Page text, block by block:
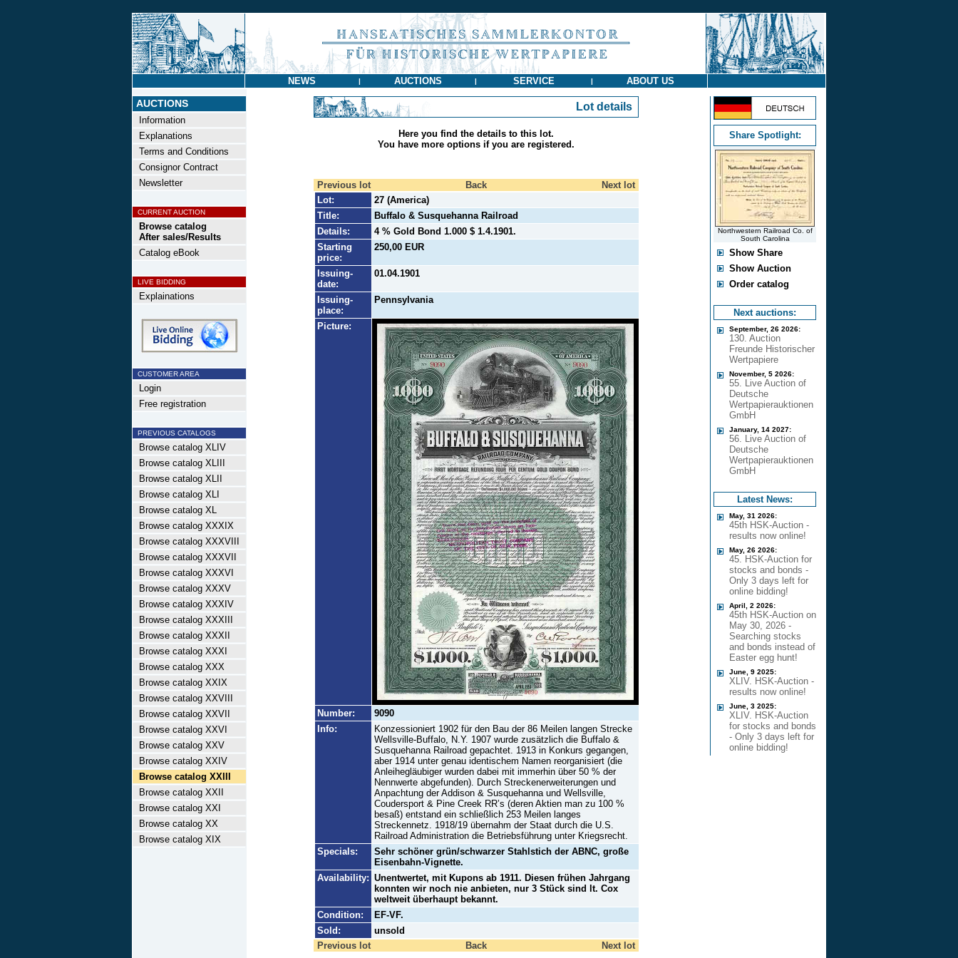
NEWS | AUCTIONS | SERVICE | ABOUT US
AUCTIONS
Information
Explanations
Terms and Conditions
Consignor Contract
Newsletter
CURRENT AUCTION
Browse catalog
After sales/Results
Catalog eBook
LIVE BIDDING
Explainations
CUSTOMER AREA
Login
Free registration
PREVIOUS CATALOGS
Browse catalog XLIV
Browse catalog XLIII
Browse catalog XLII
Browse catalog XLI
Browse catalog XL
Browse catalog XXXIX
Browse catalog XXXVIII
Browse catalog XXXVII
Browse catalog XXXVI
Browse catalog XXXV
Browse catalog XXXIV
Browse catalog XXXIII
Browse catalog XXXII
Browse catalog XXXI
Browse catalog XXX
Browse catalog XXIX
Browse catalog XXVIII
Browse catalog XXVII
Browse catalog XXVI
Browse catalog XXV
Browse catalog XXIV
Browse catalog XXIII
Browse catalog XXII
Browse catalog XXI
Browse catalog XX
Browse catalog XIX
Lot details
Here you find the details to this lot.
You have more options if you are registered.
Previous lot Back
Next lot
Lot:
27 (America)
Title:
Buffalo & Susquehanna Railroad
Details:
4 % Gold Bond 1.000 $ 1.4.1901.
Starting
price:
250,00 EUR
Issuing-
date:
01.04.1901
Issuing-
place:
Pennsylvania
Picture:
Number:
9090
Info:
Konzessioniert 1902 für den Bau der 86 Meilen langen Strecke
Wellsville-Buffalo, N.Y. 1907 wurde zusätzlich die Buffalo &
Susquehanna Railroad gepachtet. 1913 in Konkurs gegangen,
aber 1914 unter genau identischem Namen reorganisiert (die
Anleihegläubiger wurden dabei mit immerhin über 50 % der
Nennwerte abgefunden). Durch Streckenerweiterungen und
Anpachtung der Addison & Susquehanna und Wellsville,
Coudersport & Pine Creek RR’s (deren Aktien man zu 100 %
besaß) entstand ein schließlich 253 Meilen langes
Streckennetz. 1918/19 übernahm der Staat durch die U.S.
Railroad Administration die Betriebsführung unter Kriegsrecht.
Specials:
Sehr schöner grün/schwarzer Stahlstich der ABNC, große
Eisenbahn-Vignette.
Availability: Unentwertet, mit Kupons ab 1911. Diesen frühen Jahrgang
konnten wir noch nie anbieten, nur 3 Stück sind lt. Cox
weltweit überhaupt bekannt.
Condition:
EF-VF.
Sold:
unsold
Previous lot
Back Next lot
Share Spotlight:
Northwestern Railroad Co. of
South Carolina
Show Share
Show Auction
Order catalog
Next auctions:
September, 26 2026:
130. Auction
Freunde Historischer
Wertpapiere
November, 5 2026:
55. Live Auction of
Deutsche
Wertpapierauktionen
GmbH
January, 14 2027:
56. Live Auction of
Deutsche
Wertpapierauktionen
GmbH
Latest News:
May, 31 2026:
45th HSK-Auction -
results now online!
May, 26 2026:
45. HSK-Auction for
stocks and bonds -
Only 3 days left for
online bidding!
April, 2 2026:
45th HSK-Auction on
May 30, 2026 -
Searching stocks
and bonds instead of
Easter egg hunt!
June, 9 2025:
XLIV. HSK-Auction -
results now online!
June, 3 2025:
XLIV. HSK-Auction
for stocks and bonds
- Only 3 days left for
online bidding!